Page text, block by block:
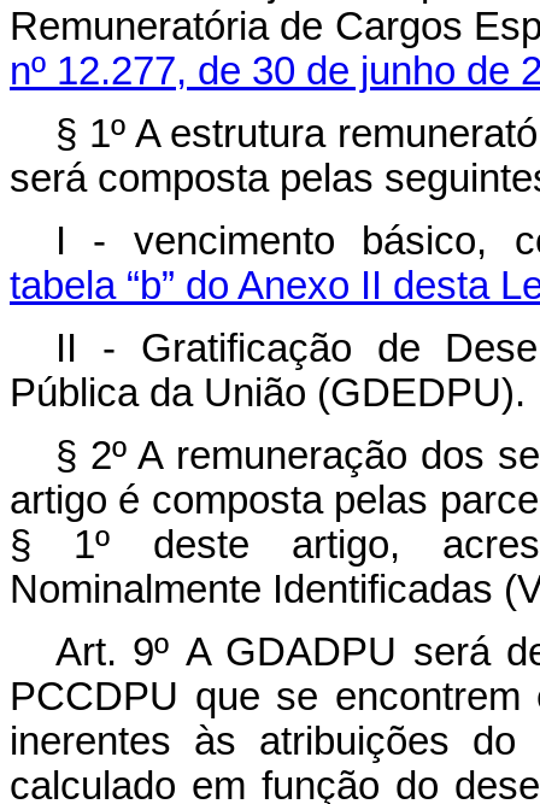
Remuneratória de Cargos
nº 12.277, de 30 de junho de
§ 1º A estrutura
será composta pelas
I - vencimento básico,
tabela “b” do Anexo II desta
II - Gratificação de
Pública da União (GDEDPU).
§ 2º A remuneração dos
artigo é composta pelas
§ 1º deste artigo,
Nominalmente Identificadas
Art. 9º A GDADPU será
PCCDPU que se
inerentes às atribuições
calculado em função do